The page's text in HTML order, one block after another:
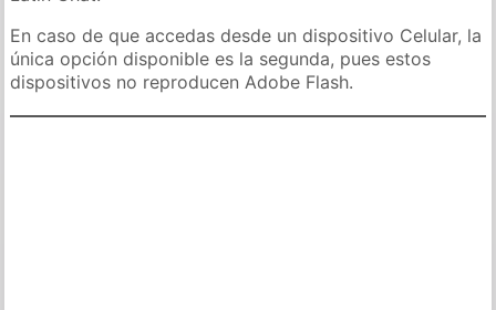
En caso de que accedas desde un dispositivo Celular, la
única opción disponible es la segunda, pues estos
dispositivos no reproducen Adobe Flash.